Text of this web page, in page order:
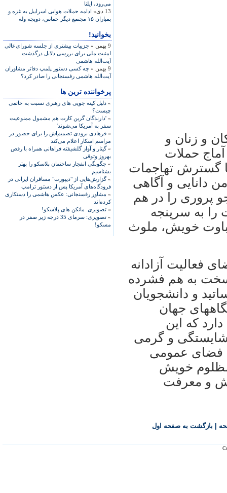
می‌‏رود، ايلنا
13 دی»
ادامه حملات هوایی اسراییل به غزه و
بمباران ۱۵ مجتمع دیگر حماس، دويچه وله
بخوانید!
9 بهمن »
جزییات بیشتری از جلسه شورای‌عالی
امنیت ملی برای بررسی دلایل درگذشت
آیت‌الله هاشمی
9 بهمن »
چه کسی دستور پلمپ دفاتر مشاوران
آیت‌الله هاشمی رفسنجانی را صادر کرد؟
پرخواننده ترین ها
» دلیل کینه جویی های رهبری نسبت به خاتمی
چیست؟
» 'دارندگان گرین کارت هم مشمول ممنوعیت
سفر به آمریکا می‌شوند'
» فرهادی بزودی تصمیم‌اش را برای حضور در
مراسم اسکار اعلام می‌کند
»گیتار و آواز گلشیفته فراهانی همراه با رقص
بهروز وثوقی
» چگونگی انفجار ساختمان پلاسکو را بهتر
بشناسیم
»گزارش‌هایی از "دیپورت" مسافران ایرانی در
فرودگاه‌های آمریکا پس از دستور ترامپ
» مشاور رفسنجانی: عکس هاشمی را دستکاری
کرده‌اند
» تصویری: مانکن های پلاسکو!
»
تصویری: سرمای 35 درجه زیر صفر در
مسکو!
و زنان و
حملات
با گسترش تهاجمات
دانايی و آگاهی
پروری را در هم
به سرپنجه
خويش، ملوث
فعاليت آزادانه
سخت به هم فشرده
و دانشجويان
جهان
که اين
شايستگی و گرمی
فضای عمومی
خويش
و معرفت
بازگشت به صفحه اول